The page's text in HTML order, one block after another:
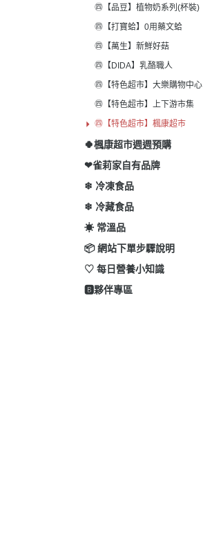
㊃【品豆】植物奶系列(杯裝)
㊃【打寶蛤】0用藥文蛤
㊃【萬生】新鮮好菇
㊃【DIDA】乳酪職人
㊃【特色超市】大樂購物中心
㊃【特色超市】上下游市集
㊃【特色超市】楓康超市
🍀楓康超市週週預購
❤雀莉家自有品牌
❄ 冷凍食品
❄ 冷藏食品
☀ 常溫品
📦 網站下單步驟說明
♡ 每日營養小知識
🅱️夥伴專區